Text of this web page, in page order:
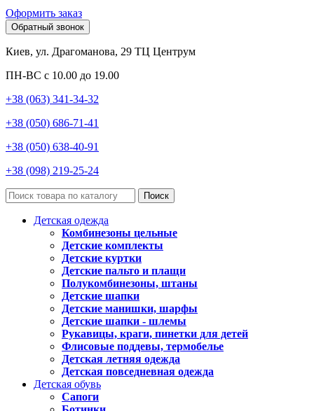
Оформить заказ
Обратный звонок
Киев, ул. Драгоманова, 29 ТЦ Центрум
ПН-ВС с 10.00 до 19.00
+38 (063) 341-34-32
+38 (050) 686-71-41
+38 (050) 638-40-91
+38 (098) 219-25-24
Поиск
Детская одежда
Комбинезоны цельные
Детские комплекты
Детские куртки
Детские пальто и плащи
Полукомбинезоны, штаны
Детские шапки
Детские манишки, шарфы
Детские шапки - шлемы
Рукавицы, краги, пинетки для детей
Флисовые поддевы, термобелье
Детская летняя одежда
Детская повседневная одежда
Детская обувь
Сапоги